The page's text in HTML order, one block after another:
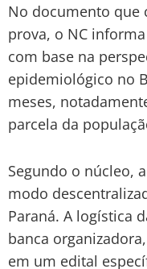
No documento que
prova, o NC
com base na
epidemiológico no
meses,
parcela da
Segundo o núcleo,
modo
Paraná. A logística
banca
em um edital